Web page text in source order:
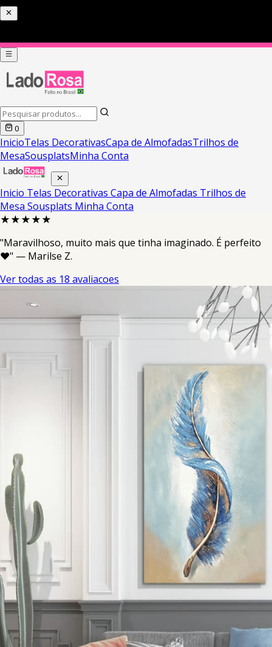
0
InicioTelas DecorativasCapa de AlmofadasTrilhos de
MesaSousplatsMinha Conta
Inicio Telas Decorativas Capa de Almofadas Trilhos de
Mesa Sousplats Minha Conta
★★★★★
"Maravilhoso, muito mais que tinha imaginado. É perfeito
❤️" — Marilse Z.
Ver todas as 18 avaliacoes